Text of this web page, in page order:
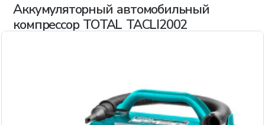
Аккумуляторный автомобильный
компрессор TOTAL TACLI2002